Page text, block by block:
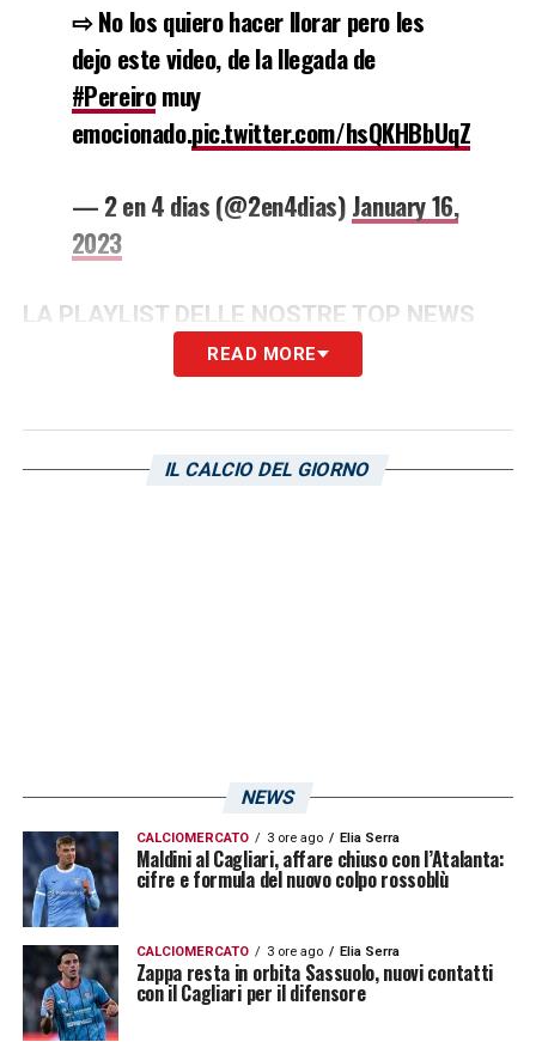
⇨ No los quiero hacer llorar pero les
dejo este video, de la llegada de
#Pereiromuy
emocionado.pic.twitter.com/hsQKHBbUqZ
— 2 en 4 dias (@2en4dias)January 16,
2023
LA PLAYLIST DELLE NOSTRE TOP NEWS
READ MORE
IL CALCIO DEL GIORNO
NEWS
CALCIOMERCATO 3 ore ago Elia Serra
Maldini al Cagliari, affare chiuso con l’Atalanta:
cifre e formula del nuovo colpo rossoblù
CALCIOMERCATO 3 ore ago Elia Serra
Zappa resta in orbita Sassuolo, nuovi contatti
con il Cagliari per il difensore